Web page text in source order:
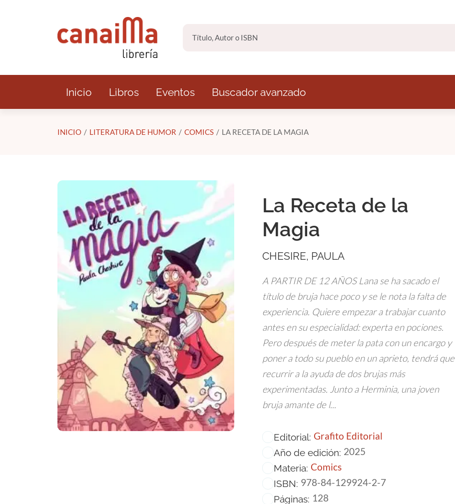
Inicio Libros Eventos Buscador avanzado
INICIO LITERATURA DE HUMOR COMICS LA RECETA DE LA MAGIA
La Receta de la
Magia
CHESIRE, PAULA
A PARTIR DE 12 AÑOS Lana se ha sacado el
título de bruja hace poco y se le nota la falta de
experiencia. Quiere empezar a trabajar cuanto
antes en su especialidad: experta en pociones.
Pero después de meter la pata con un encargo y
poner a todo su pueblo en un aprieto, tendrá que
recurrir a la ayuda de dos brujas más
experimentadas. Junto a Herminia, una joven
bruja amante de l...
Editorial: Grafito Editorial
Año de edición: 2025
Materia: Comics
ISBN: 978-84-129924-2-7
Páginas: 128